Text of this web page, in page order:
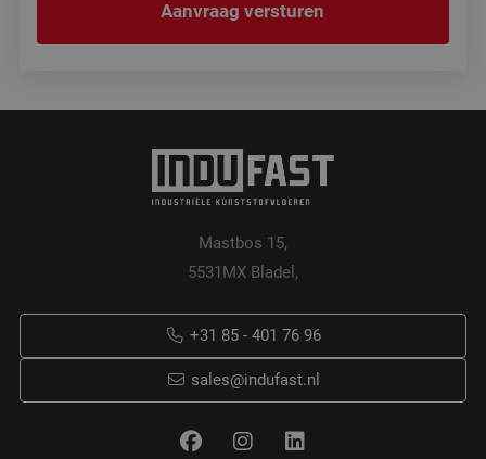
Mastbos 15,
5531MX Bladel,
+31 85 - 401 76 96
sales@indufast.nl